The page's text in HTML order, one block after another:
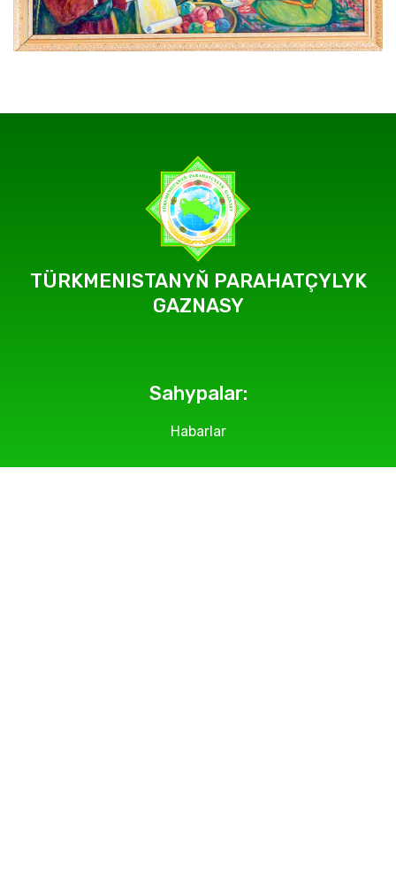
TÜRKMENISTANYŇ PARAHATÇYLYK
GAZNASY
Sahypalar:
Habarlar